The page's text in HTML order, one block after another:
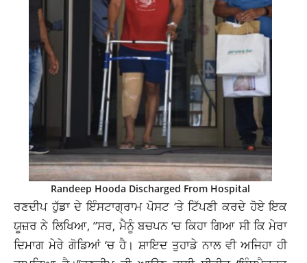
Randeep Hooda Discharged From Hospital
ਰਣਦੀਪ ਹੁੱਡਾ ਦੇ ਇੰਸਟਾਗ੍ਰਾਮ ਪੋਸਟ ‘ਤੇ ਟਿੱਪਣੀ ਕਰਦੇ ਹੋਏ ਇਕ
ਯੂਜ਼ਰ ਨੇ ਲਿਖਿਆ, ”ਸਰ, ਮੈਨੂੰ ਬਚਪਨ ‘ਚ ਕਿਹਾ ਗਿਆ ਸੀ ਕਿ ਮੇਰਾ
ਦਿਮਾਗ ਮੇਰੇ ਗੋਡਿਆਂ ‘ਚ ਹੈ। ਸ਼ਾਇਦ ਤੁਹਾਡੇ ਨਾਲ ਵੀ ਅਜਿਹਾ ਹੀ